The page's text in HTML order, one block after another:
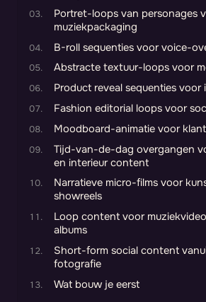
Portret-loops van personages
muziekpackaging
B-roll sequenties voor voice-
Abstracte textuur-loops voor
Product reveal sequenties voor
Fashion editorial loops voor
Moodboard-animatie voor
Tijd-van-de-dag overgangen
en interieur content
Narratieve micro-films voor
showreels
Loop content voor
albums
Short-form social content
fotografie
Wat bouw je eerst